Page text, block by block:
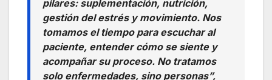
pilares: suplementación, nutrición,
gestión del estrés y movimiento. Nos
tomamos el tiempo para escuchar al
paciente, entender cómo se siente y
acompañar su proceso. No tratamos
solo enfermedades, sino personas”,